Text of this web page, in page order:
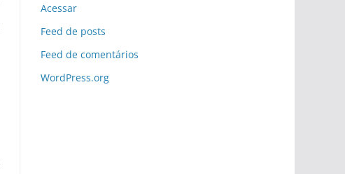
Acessar
Feed de posts
Feed de comentários
WordPress.org